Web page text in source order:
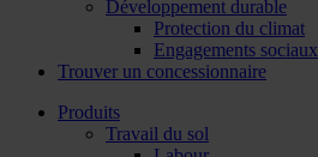
Développement durable
Protection du climat
Engagements sociaux
Trouver un concessionnaire
Produits
Travail du sol